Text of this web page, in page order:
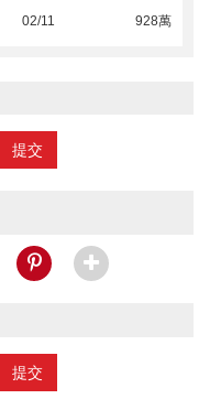
02/11 928萬
提交
提交